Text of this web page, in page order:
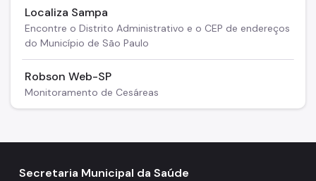
Localiza Sampa
Encontre o Distrito Administrativo e o CEP de endereços
do Município de São Paulo
Robson Web-SP
Monitoramento de Cesáreas
Secretaria Municipal da Saúde